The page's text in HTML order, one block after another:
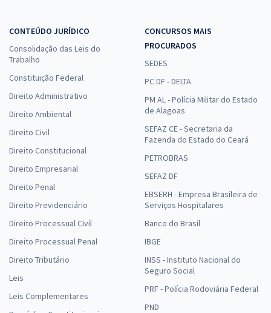
CONTEÚDO JURÍDICO
Consolidação das Leis do
Trabalho
Constituição Federal
Direito Administrativo
Direito Ambiental
Direito Civil
Direito Constitucional
Direito Empresarial
Direito Penal
Direito Previdenciário
Direito Processual Civil
Direito Processual Penal
Direito Tributário
Leis
Leis Complementares
CONCURSOS MAIS
PROCURADOS
SEDES
PC DF - DELTA
PM AL - Polícia Militar do Estado
de Alagoas
SEFAZ CE - Secretaria da
Fazenda do Estado do Ceará
PETROBRAS
SEFAZ DF
EBSERH - Empresa Brasileira de
Serviços Hospitalares
Banco do Brasil
IBGE
INSS - Instituto Nacional do
Seguro Social
PRF - Polícia Rodoviária Federal
PND